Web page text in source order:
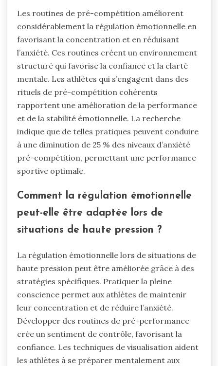
Les routines de pré-compétition améliorent
considérablement la régulation émotionnelle en
favorisant la concentration et en réduisant
l’anxiété. Ces routines créent un environnement
structuré qui favorise la confiance et la clarté
mentale. Les athlètes qui s’engagent dans des
rituels de pré-compétition cohérents
rapportent une amélioration de la performance
et de la stabilité émotionnelle. La recherche
indique que de telles pratiques peuvent conduire
à une diminution de 25 % des niveaux d’anxiété
pré-compétition, permettant une performance
sportive optimale.
Comment la régulation émotionnelle
peut-elle être adaptée lors de
situations de haute pression ?
La régulation émotionnelle lors de situations de
haute pression peut être améliorée grâce à des
stratégies spécifiques. Pratiquer la pleine
conscience permet aux athlètes de maintenir
leur concentration et de réduire l’anxiété.
Développer des routines de pré-performance
crée un sentiment de contrôle, favorisant la
confiance. Les techniques de visualisation aident
les athlètes à se préparer mentalement aux